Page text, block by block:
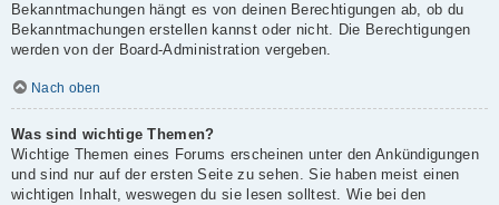
Bekanntmachungen hängt es von deinen Berechtigungen ab, ob du
Bekanntmachungen erstellen kannst oder nicht. Die Berechtigungen
werden von der Board-Administration vergeben.
Nach oben
Was sind wichtige Themen?
Wichtige Themen eines Forums erscheinen unter den Ankündigungen
und sind nur auf der ersten Seite zu sehen. Sie haben meist einen
wichtigen Inhalt, weswegen du sie lesen solltest. Wie bei den